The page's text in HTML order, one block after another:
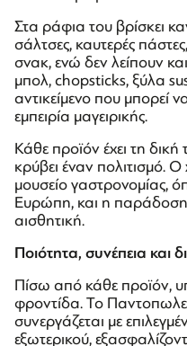
Στα ράφια του βρίσκει
σάλτσες, καυτερές
σνακ, ενώ δεν λείπουν
μπολ, chopsticks, ξύλα
αντικείμενο που μπορεί
εμπειρία μαγειρικής.
Κάθε προϊόν έχει τη δική
κρύβει έναν πολιτισμό.
μουσείο γαστρονομίας,
Ευρώπη, και η παράδοση
αισθητική.
Ποιότητα, συνέπεια και
Πίσω από κάθε προϊόν,
φροντίδα. Το
συνεργάζεται με
εξωτερικού,